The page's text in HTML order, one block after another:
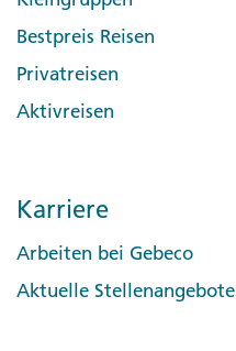
Bestpreis Reisen
Privatreisen
Aktivreisen
Karriere
Arbeiten bei Gebeco
Aktuelle Stellenangebote